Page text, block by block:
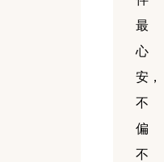
最
心
安，
不
偏
不